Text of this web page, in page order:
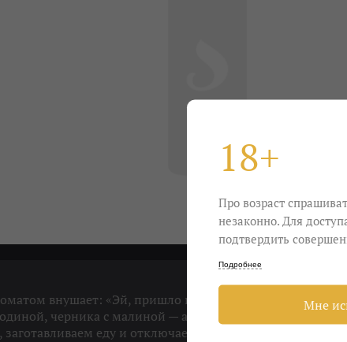
внушает: «Эй, пришло время веселья!» Тут целый
черника с малиной — а поверх нотки прогретого
еду и отключаем самоконтроль. Ну хотя
18+
Про возраст
незаконно. Для
подтвердить
Подробнее
Мне